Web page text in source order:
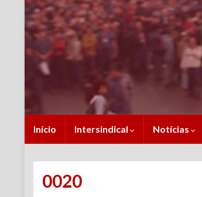
Início Intersindical Notícias
0020